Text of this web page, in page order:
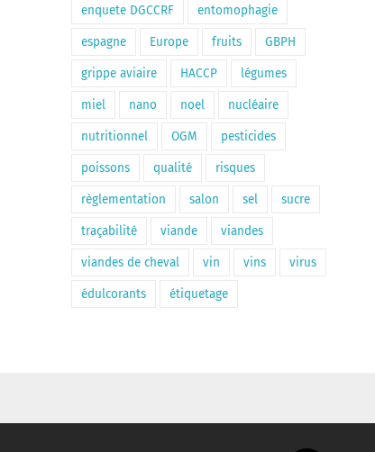
enquete DGCCRF entomophagie
espagne Europe fruits GBPH
grippe aviaire HACCP légumes
miel nano noel nucléaire
nutritionnel OGM pesticides
poissons qualité risques
règlementation salon sel sucre
traçabilité viande viandes
viandes de cheval vin vins virus
édulcorants étiquetage